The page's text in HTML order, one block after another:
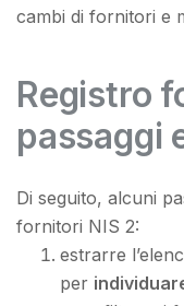
cambi di fornitori e
Registro
passaggi
Di seguito, alcuni
fornitori NIS 2:
estrarre
per